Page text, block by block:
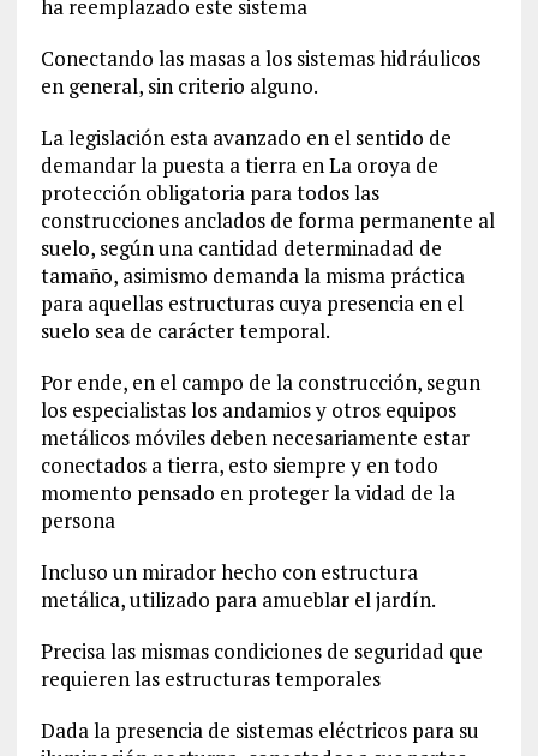
ha reemplazado este sistema
Conectando las masas a los sistemas hidráulicos
en general, sin criterio alguno.
La legislación esta avanzado en el sentido de
demandar la puesta a tierra en La oroya de
protección obligatoria para todos las
construcciones anclados de forma permanente al
suelo, según una cantidad determinadad de
tamaño, asimismo demanda la misma práctica
para aquellas estructuras cuya presencia en el
suelo sea de carácter temporal.
Por ende, en el campo de la construcción, segun
los especialistas los andamios y otros equipos
metálicos móviles deben necesariamente estar
conectados a tierra, esto siempre y en todo
momento pensado en proteger la vidad de la
persona
Incluso un mirador hecho con estructura
metálica, utilizado para amueblar el jardín.
Precisa las mismas condiciones de seguridad que
requieren las estructuras temporales
Dada la presencia de sistemas eléctricos para su